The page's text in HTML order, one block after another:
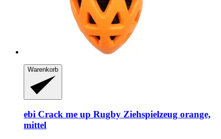
Warenkorb
ebi Crack me up Rugby Ziehspielzeug orange,
mittel